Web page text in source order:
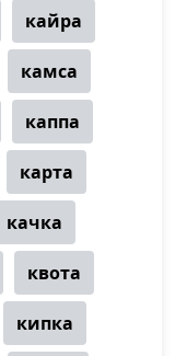
кайра
камса
каппа
карта
качка
квота
кипка